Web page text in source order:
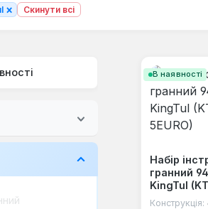
× Скинути всі
В наявності
Набір
гранний
KingTul
Конструкція: